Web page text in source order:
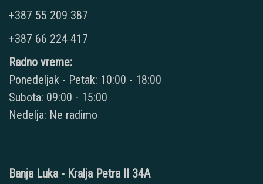
+387 55 209 387
+387 66 224 417
Radno vreme:
Ponedeljak - Petak: 10:00 - 18:00
Subota: 09:00 - 15:00
Nedelja: Ne radimo
Banja Luka - Kralja Petra II 34A